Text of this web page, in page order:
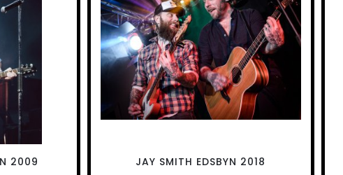
2009
JAY SMITH EDSBYN 2018